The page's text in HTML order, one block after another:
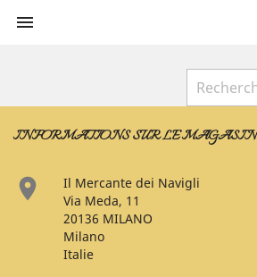

INFORMATIONS SUR LE MAGASIN

Il Mercante dei Navigli
Via Meda, 11
20136 MILANO
Milano
Italie